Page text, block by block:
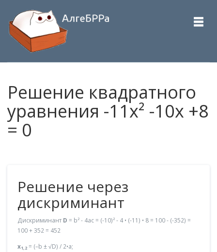
Решение квадратного
уравнения -11x² -10x +8
= 0
Решение через
дискриминант
Дискриминант D = b² - 4ac = (-10)² - 4 • (-11) • 8 = 100 - (-352) =
100 + 352 = 452
x1,2 = (–b ± √D) / 2•a;